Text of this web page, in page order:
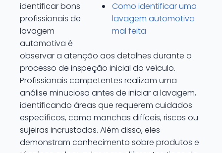
Como identificar uma
lavagem automotiva
mal feita
identificar bons
profissionais de
lavagem
automotiva é
observar a atenção aos detalhes durante o
processo de inspeção inicial do veículo.
Profissionais competentes realizam uma
análise minuciosa antes de iniciar a lavagem,
identificando áreas que requerem cuidados
específicos, como manchas difíceis, riscos ou
sujeiras incrustadas. Além disso, eles
demonstram conhecimento sobre produtos e